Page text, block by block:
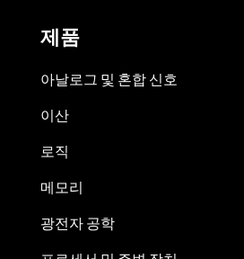
제품
아날로그 및 혼합 신호
이산
로직
메모리
광전자 공학